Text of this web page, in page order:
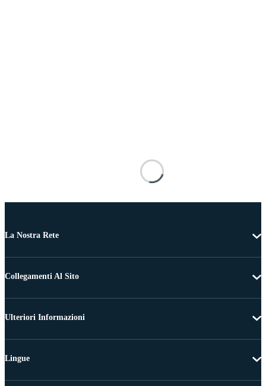
La Nostra Rete
Collegamenti Al Sito
Ulteriori Informazioni
Lingue